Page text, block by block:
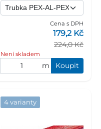
Cena s DPH
224,0 Kč
179,2 Kč
Není skladem
m Koupit
4 varianty